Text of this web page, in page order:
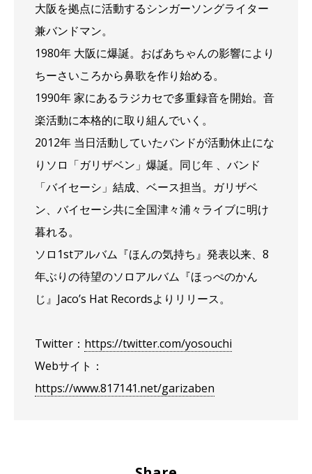
大阪を拠点に活動するシンガーソングライター
兼バンドマン。
1980年 大阪に爆誕。おばあちゃんの影響により
ちーさいころから鼻歌を作り始める。
1990年 家にあるラジカセで多重録音を開始。音
楽活動に本格的に取り組んでいく。
2012年 当日活動していたバンドが活動休止にな
りソロ「ガリザベン」爆誕。同じ年 、バンド
「バイセーシ」結成、ベース担当。ガリザベ
ン、バイセーシ共に全国津々浦々ライブに明け
暮れる。
ソロ1stアルバム『ほんの気持ち』発表以来、8
年ぶりの待望のソロアルバム『ほっぺのかん
じ』Jaco’s Hat Recordsよりリリース。
Twitter： https://twitter.com/yosouchi
Webサイト：
https://www.817141.net/garizaben